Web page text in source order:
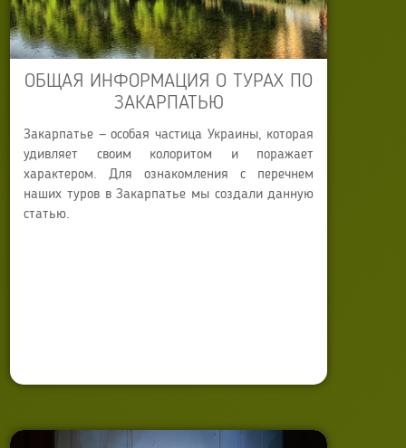
ОБЩАЯ ИНФОРМАЦИЯ О ТУРАХ ПО
ЗАКАРПАТЬЮ
Закарпатье — особая частица Украины, которая
удивляет своим колоритом и поражает
характером. Для ознакомления с перечнем
наших туров в Закарпатье мы создали данную
статью.